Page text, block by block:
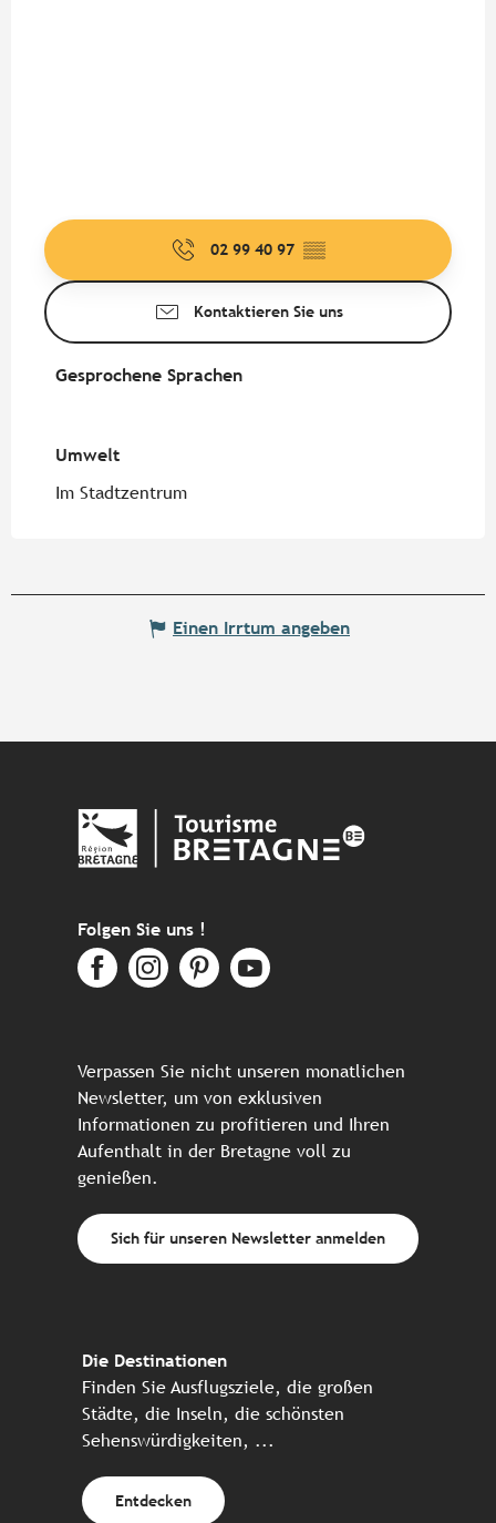
02 99 40 97 ▒▒
Kontaktieren Sie uns
Gesprochene Sprachen
Gesprochene Sprachen
Umwelt
Umwelt
Im Stadtzentrum
Einen Irrtum angeben
Folgen Sie uns !
Verpassen Sie nicht unseren monatlichen
Newsletter, um von exklusiven
Informationen zu profitieren und Ihren
Aufenthalt in der Bretagne voll zu
genießen.
Sich für unseren Newsletter anmelden
Die Destinationen
Finden Sie Ausflugsziele, die großen
Städte, die Inseln, die schönsten
Sehenswürdigkeiten, ...
Entdecken